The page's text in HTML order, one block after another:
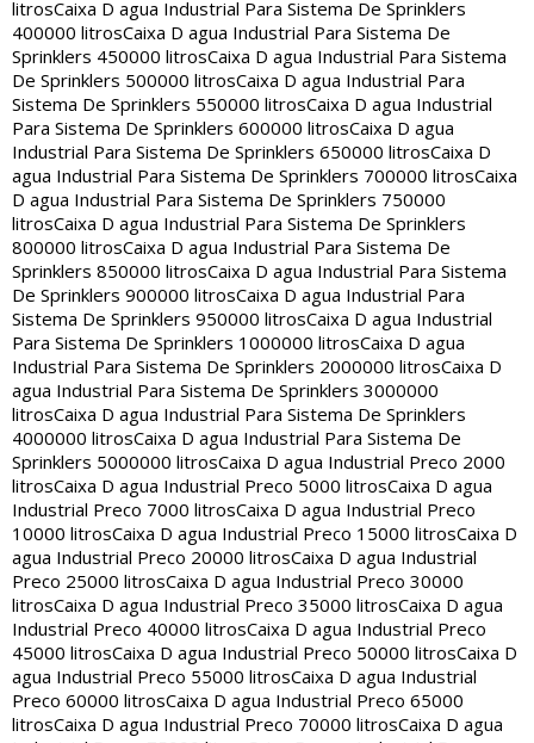
litrosCaixa D agua Industrial Para Sistema De Sprinklers
400000 litrosCaixa D agua Industrial Para Sistema De
Sprinklers 450000 litrosCaixa D agua Industrial Para Sistema
De Sprinklers 500000 litrosCaixa D agua Industrial Para
Sistema De Sprinklers 550000 litrosCaixa D agua Industrial
Para Sistema De Sprinklers 600000 litrosCaixa D agua
Industrial Para Sistema De Sprinklers 650000 litrosCaixa D
agua Industrial Para Sistema De Sprinklers 700000 litrosCaixa
D agua Industrial Para Sistema De Sprinklers 750000
litrosCaixa D agua Industrial Para Sistema De Sprinklers
800000 litrosCaixa D agua Industrial Para Sistema De
Sprinklers 850000 litrosCaixa D agua Industrial Para Sistema
De Sprinklers 900000 litrosCaixa D agua Industrial Para
Sistema De Sprinklers 950000 litrosCaixa D agua Industrial
Para Sistema De Sprinklers 1000000 litrosCaixa D agua
Industrial Para Sistema De Sprinklers 2000000 litrosCaixa D
agua Industrial Para Sistema De Sprinklers 3000000
litrosCaixa D agua Industrial Para Sistema De Sprinklers
4000000 litrosCaixa D agua Industrial Para Sistema De
Sprinklers 5000000 litrosCaixa D agua Industrial Preco 2000
litrosCaixa D agua Industrial Preco 5000 litrosCaixa D agua
Industrial Preco 7000 litrosCaixa D agua Industrial Preco
10000 litrosCaixa D agua Industrial Preco 15000 litrosCaixa D
agua Industrial Preco 20000 litrosCaixa D agua Industrial
Preco 25000 litrosCaixa D agua Industrial Preco 30000
litrosCaixa D agua Industrial Preco 35000 litrosCaixa D agua
Industrial Preco 40000 litrosCaixa D agua Industrial Preco
45000 litrosCaixa D agua Industrial Preco 50000 litrosCaixa D
agua Industrial Preco 55000 litrosCaixa D agua Industrial
Preco 60000 litrosCaixa D agua Industrial Preco 65000
litrosCaixa D agua Industrial Preco 70000 litrosCaixa D agua